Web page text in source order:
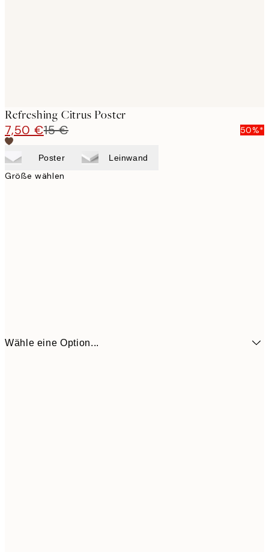
Refreshing Citrus Poster
7,50 €15 € 50%*
Poster Leinwand
Größe wählen
Wähle eine Option...